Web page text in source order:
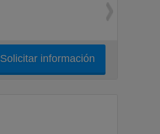
Solicitar información